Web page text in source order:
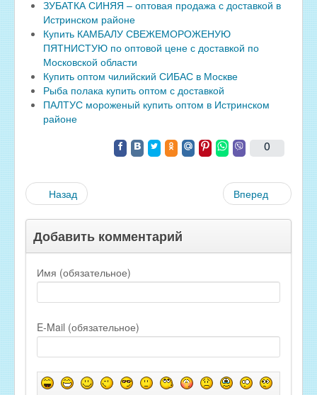
ЗУБАТКА СИНЯЯ – оптовая продажа с доставкой в
Истринском районе
Купить КАМБАЛУ СВЕЖЕМОРОЖЕНУЮ
ПЯТНИСТУЮ по оптовой цене с доставкой по
Московской области
Купить оптом чилийский СИБАС в Москве
Рыба полака купить оптом с доставкой
ПАЛТУС мороженый купить оптом в Истринском
районе
0
Назад Вперед
Добавить комментарий
Имя (обязательное)
E-Mail (обязательное)